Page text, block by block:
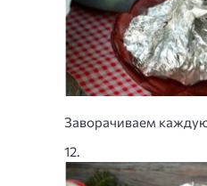
Заворачиваем каждую